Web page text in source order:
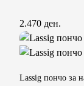
2.470 ден.
Lassig пончо за